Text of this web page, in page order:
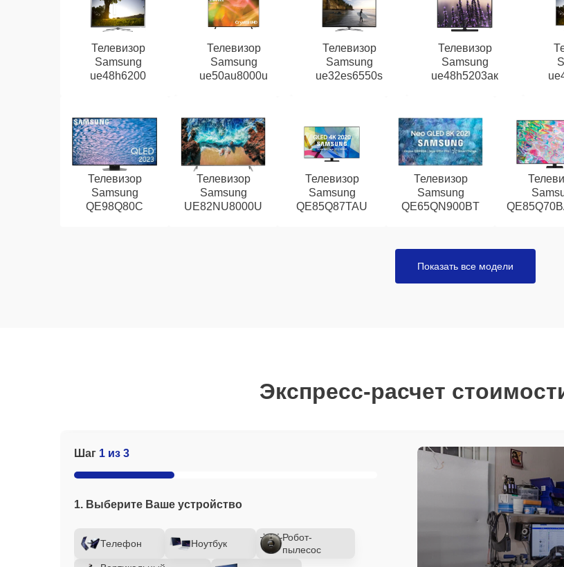
Телевизор
Samsung
ue48h6200
Телевизор
Samsung
ue50au8000u
Телевизор
Samsung
ue32es6550s
Телевизор
Samsung
ue48h5203aк
Телевизор
Samsung
QE98Q80C
Телевизор
Samsung
UE82NU8000U
Телевизор
Samsung
QE85Q87TAU
Телевизор
Samsung
QE65QN900BT
Показать все модели
Экспресс-расчет
Шаг 1 из 3
1. Выберите Ваше устройство
Телефон Ноутбук
Робот-
пылесос